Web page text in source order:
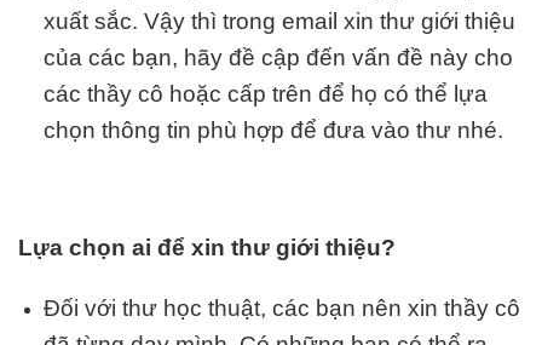
xuất sắc. Vậy thì trong email xin thư giới thiệu
của các bạn, hãy đề cập đến vấn đề này cho
các thầy cô hoặc cấp trên để họ có thể lựa
chọn thông tin phù hợp để đưa vào thư nhé.
Lựa chọn ai để xin thư giới thiệu?
Đối với thư học thuật, các bạn nên xin thầy cô